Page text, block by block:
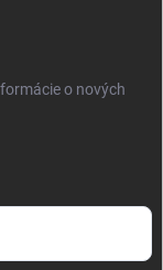
o nových